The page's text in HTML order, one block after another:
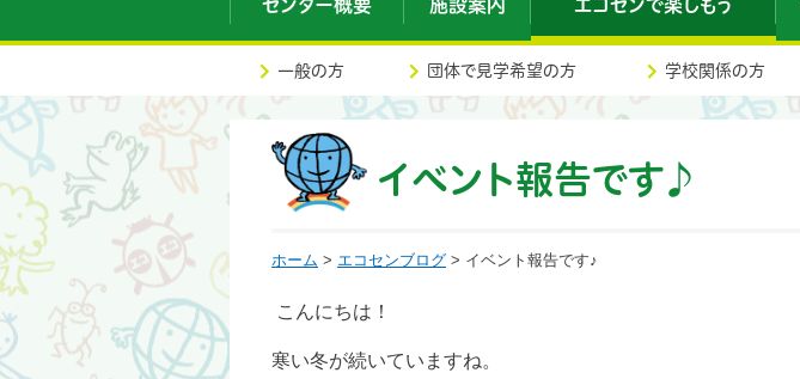
センター概要 施設案内 エコセンで楽しもう
一般の方 団体で見学希望の方 学校関係の方
イベント報告です♪
ホーム > エコセンブログ > イベント報告です♪
こんにちは！
寒い冬が続いていますね。